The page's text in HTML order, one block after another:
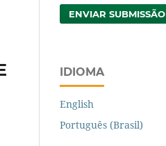
ENVIAR SUBMISSÃO
IDIOMA
English
Português (Brasil)